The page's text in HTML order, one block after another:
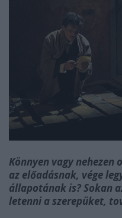
Könnyen vagy nehezen
az előadásnak, vége
állapotának is? Sokan
letenni a szerepüket,